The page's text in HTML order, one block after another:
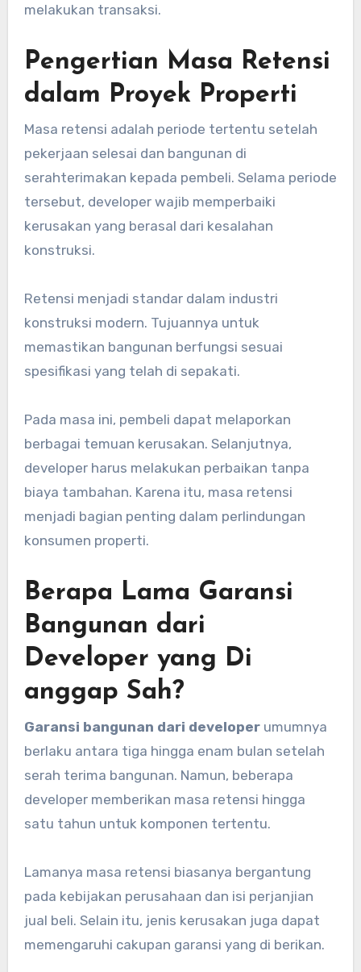
melakukan transaksi.
Pengertian Masa Retensi
dalam Proyek Properti
Masa retensi adalah periode tertentu setelah
pekerjaan selesai dan bangunan di
serahterimakan kepada pembeli. Selama periode
tersebut, developer wajib memperbaiki
kerusakan yang berasal dari kesalahan
konstruksi.
Retensi menjadi standar dalam industri
konstruksi modern. Tujuannya untuk
memastikan bangunan berfungsi sesuai
spesifikasi yang telah di sepakati.
Pada masa ini, pembeli dapat melaporkan
berbagai temuan kerusakan. Selanjutnya,
developer harus melakukan perbaikan tanpa
biaya tambahan. Karena itu, masa retensi
menjadi bagian penting dalam perlindungan
konsumen properti.
Berapa Lama Garansi
Bangunan dari
Developer yang Di
anggap Sah?
Garansi bangunan dari developerumumnya
berlaku antara tiga hingga enam bulan setelah
serah terima bangunan. Namun, beberapa
developer memberikan masa retensi hingga
satu tahun untuk komponen tertentu.
Lamanya masa retensi biasanya bergantung
pada kebijakan perusahaan dan isi perjanjian
jual beli. Selain itu, jenis kerusakan juga dapat
memengaruhi cakupan garansi yang di berikan.